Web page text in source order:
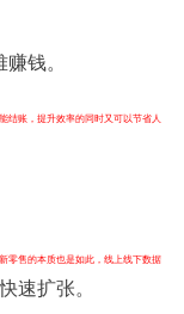
钱。
结账，提升效率的同时又可以节省人
零售的本质也是如此，线上线下数据
速扩张。